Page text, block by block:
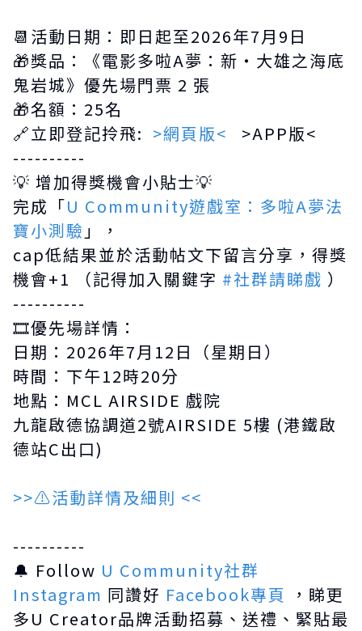
📆活動日期：即日起至2026年7月9日
🎁獎品：《電影多啦A夢：新・大雄之海底
鬼岩城》優先場門票 2 張
🎁名額：25名
🔗立即登記拎飛: >網頁版<
>APP版<
----------
💡 增加得獎機會小貼士💡
完成「U Community遊戲室：多啦A夢法
寶小測驗 」，
cap低結果並於活動帖文下留言分享，得獎
機會+1 （記得加入關鍵字 #社群請睇戲 ）
----------
🎞️優先場詳情：
日期：2026年7月12日（星期日）
時間：下午12時20分
地點：MCL AIRSIDE 戲院
九龍啟德協調道2號AIRSIDE 5樓 (港鐵啟
德站C出口)
>>⚠️活動詳情及細則 <<
----------
🔔 Follow U Community社群
Instagram 同讚好 Facebook專頁
，睇更
多U Creator品牌活動招募、送禮、緊貼最